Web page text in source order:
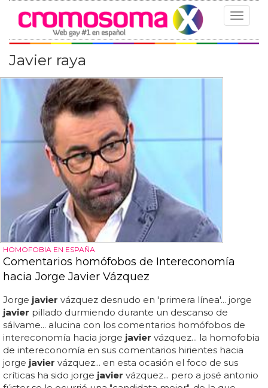
Toggle
Javier raya
HOMOFOBIA EN ESPAÑA
Comentarios homófobos de Intereconomía
hacia Jorge Javier Vázquez
Jorge javier vázquez desnudo en 'primera línea'... jorge
javier pillado durmiendo durante un descanso de
sálvame... alucina con los comentarios homófobos de
intereconomía hacia jorge javier vázquez... la homofobia
de intereconomía en sus comentarios hirientes hacia
jorge javier vázquez... en esta ocasión el foco de sus
críticas ha sido jorge javier vázquez... pero a josé antonio